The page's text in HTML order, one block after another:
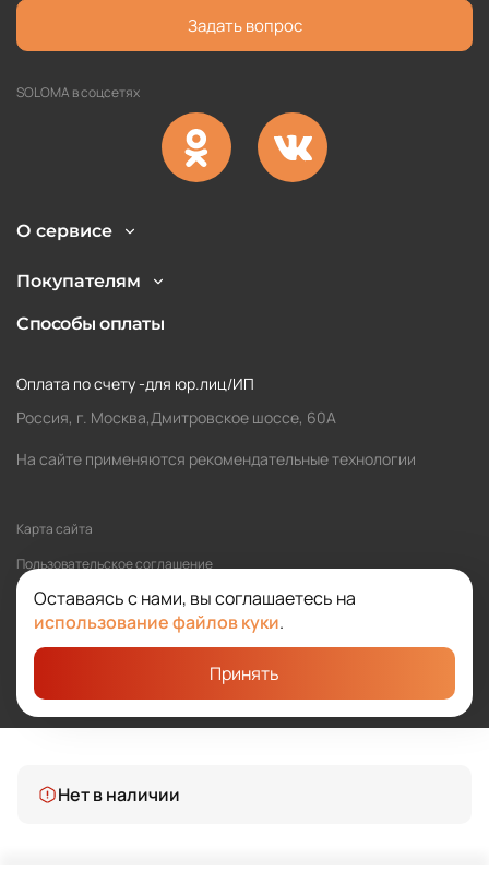
Нет в наличии
Оставаясь с нами, вы соглашаетесь на
использование файлов куки.
Принять
Задать вопрос
SOLOMA в соцсетях
О сервисе
Покупателям
Способы оплаты
Оплата по счету -для юр.лиц/ИП
Россия, г. Москва,Дмитровское шоссе, 60А
На сайте применяются рекомендательные технологии
Карта сайта
Политика обработки персональных данных
Пользовательское соглашение